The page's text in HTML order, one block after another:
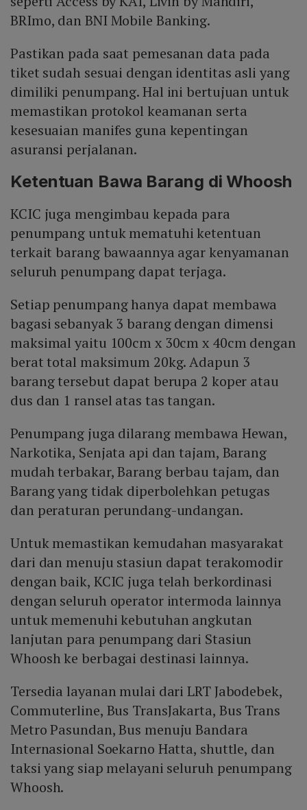
BRImo, dan BNI Mobile Banking.
Pastikan pada saat pemesanan data pada
tiket sudah sesuai dengan identitas asli yang
dimiliki penumpang. Hal ini bertujuan untuk
memastikan protokol keamanan serta
kesesuaian manifes guna kepentingan
asuransi perjalanan.
Ketentuan Bawa Barang di Whoosh
KCIC juga mengimbau kepada para
penumpang untuk mematuhi ketentuan
terkait barang bawaannya agar kenyamanan
seluruh penumpang dapat terjaga.
Setiap penumpang hanya dapat membawa
bagasi sebanyak 3 barang dengan dimensi
maksimal yaitu 100cm x 30cm x 40cm dengan
berat total maksimum 20kg. Adapun 3
barang tersebut dapat berupa 2 koper atau
dus dan 1 ransel atas tas tangan.
Penumpang juga dilarang membawa Hewan,
Narkotika, Senjata api dan tajam, Barang
mudah terbakar, Barang berbau tajam, dan
Barang yang tidak diperbolehkan petugas
dan peraturan perundang-undangan.
Untuk memastikan kemudahan masyarakat
dari dan menuju stasiun dapat terakomodir
dengan baik, KCIC juga telah berkordinasi
dengan seluruh operator intermoda lainnya
untuk memenuhi kebutuhan angkutan
lanjutan para penumpang dari Stasiun
Whoosh ke berbagai destinasi lainnya.
Tersedia layanan mulai dari LRT Jabodebek,
Commuterline, Bus TransJakarta, Bus Trans
Metro Pasundan, Bus menuju Bandara
Internasional Soekarno Hatta, shuttle, dan
taksi yang siap melayani seluruh penumpang
Whoosh.